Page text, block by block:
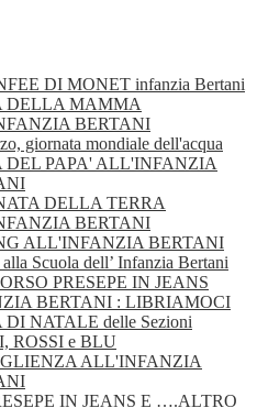
DI MONET infanzia Bertani
DELLA MAMMA
BERTANI
giornata mondiale dell'acqua
DEL PAPA' ALL'INFANZIA
DELLA TERRA
BERTANI
ALL'INFANZIA BERTANI
Scuola dell’ Infanzia Bertani
PRESEPE IN JEANS
BERTANI : LIBRIAMOCI
DI NATALE delle Sezioni
ROSSI e BLU
ALL'INFANZIA
IN JEANS E ….ALTRO